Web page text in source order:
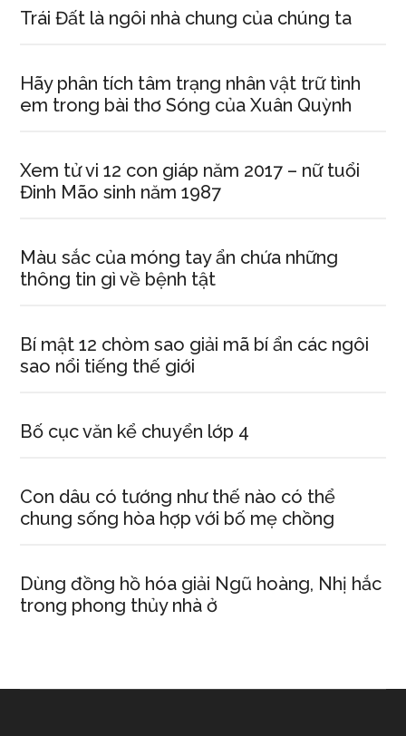
Trái Đất là ngôi nhà chung của chúng ta
Hãy phân tích tâm trạng nhân vật trữ tình
em trong bài thơ Sóng của Xuân Quỳnh
Xem tử vi 12 con giáp năm 2017 – nữ tuổi
Đinh Mão sinh năm 1987
Màu sắc của móng tay ẩn chứa những
thông tin gì về bệnh tật
Bí mật 12 chòm sao giải mã bí ẩn các ngôi
sao nổi tiếng thế giới
Bố cục văn kể chuyển lớp 4
Con dâu có tướng như thế nào có thể
chung sống hòa hợp với bố mẹ chồng
Dùng đồng hồ hóa giải Ngũ hoàng, Nhị hắc
trong phong thủy nhà ở